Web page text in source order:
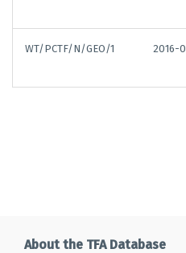
WT/PCTF/N/GEO/1 2016-
About the TFA Database